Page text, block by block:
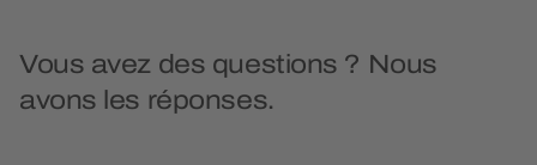
Vous avez des questions ? Nous
avons les réponses.